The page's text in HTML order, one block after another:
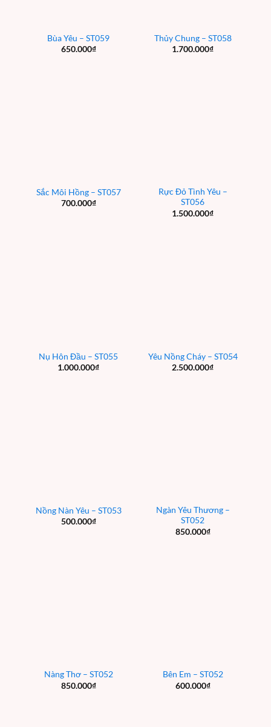
Bùa Yêu – ST059
650.000₫
Thủy Chung – ST058
1.700.000₫
Sắc Môi Hồng – ST057
700.000₫
Rực Đỏ Tình Yêu –
ST056
1.500.000₫
Nụ Hôn Đầu – ST055
1.000.000₫
Yêu Nồng Cháy – ST054
2.500.000₫
Nồng Nàn Yêu – ST053
500.000₫
Ngàn Yêu Thương –
ST052
850.000₫
Nàng Thơ – ST052
850.000₫
Bên Em – ST052
600.000₫